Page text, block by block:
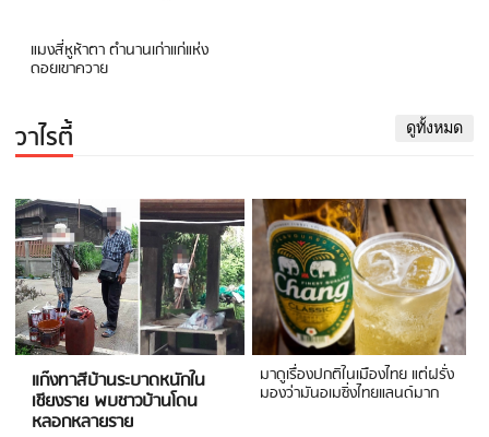
แมงสี่หูห้าตา ตำนานเก่าแก่แห่ง
ดอยเขาควาย
วาไรตี้ ดูทั้งหมด
แก๊งทาสีบ้านระบาดหนักใน
เชียงราย พบชาวบ้านโดน
หลอกหลายราย
มาดูเรื่องปกติในเมืองไทย แต่ฝรั่ง
มองว่ามันอเมซิ่งไทยแลนด์มาก